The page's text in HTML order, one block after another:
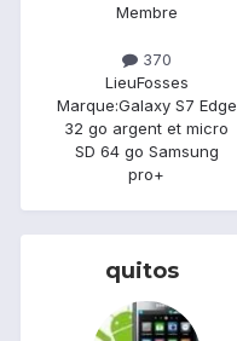
Membre
370
LieuFosses
Marque:Galaxy S7 Edge
32 go argent et micro
SD 64 go Samsung
pro+
quitos